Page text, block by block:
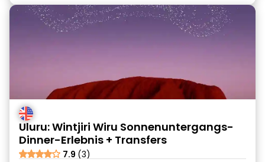
Uluru: Wintjiri Wiru Sonnenuntergangs-
Dinner-Erlebnis + Transfers
7.9 (3)